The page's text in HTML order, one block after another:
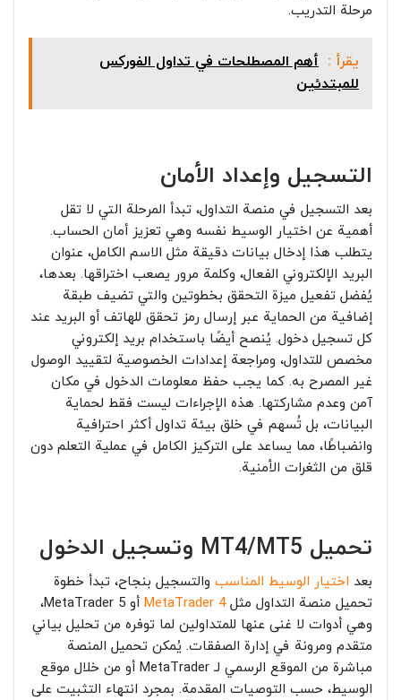
مرحلة التدريب.
يقرأ : أهم المصطلحات في تداول الفوركس
للمبتدئين
التسجيل وإعداد الأمان
بعد التسجيل في منصة التداول، تبدأ المرحلة التي لا تقل
أهمية عن اختيار الوسيط نفسه وهي تعزيز أمان الحساب.
يتطلب هذا إدخال بيانات دقيقة مثل الاسم الكامل، عنوان
البريد الإلكتروني الفعال، وكلمة مرور يصعب اختراقها. بعدها،
يُفضل تفعيل ميزة التحقق بخطوتين والتي تضيف طبقة
إضافية من الحماية عبر إرسال رمز تحقق للهاتف أو البريد عند
كل تسجيل دخول. يُنصح أيضًا باستخدام بريد إلكتروني
مخصص للتداول، ومراجعة إعدادات الخصوصية لتقييد الوصول
غير المصرح به. كما يجب حفظ معلومات الدخول في مكان
آمن وعدم مشاركتها. هذه الإجراءات ليست فقط لحماية
البيانات، بل تُسهم في خلق بيئة تداول أكثر احترافية
وانضباطًا، مما يساعد على التركيز الكامل في عملية التعلم دون
قلق من الثغرات الأمنية.
تحميل MT4/MT5 وتسجيل الدخول
بعد اختيار الوسيط المناسب والتسجيل بنجاح، تبدأ خطوة
تحميل منصة التداول مثلMetaTrader 4
أو MetaTrader 5،
وهي أدوات لا غنى عنها للمتداولين لما توفره من تحليل بياني
متقدم ومرونة في إدارة الصفقات. يُمكن تحميل المنصة
مباشرة من الموقع الرسمي لـ MetaTrader أو من خلال موقع
الوسيط، حسب التوصيات المقدمة. بمجرد انتهاء التثبيت على